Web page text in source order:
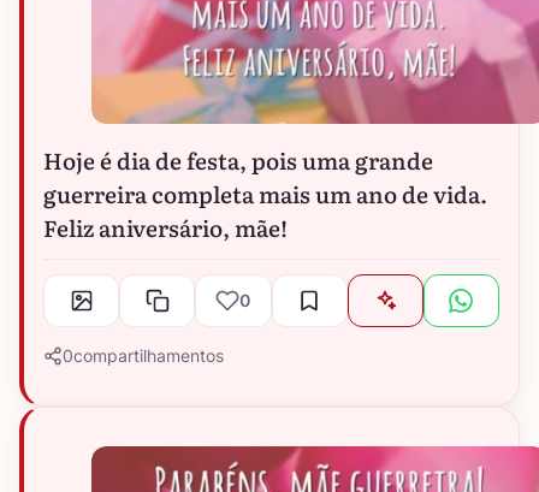
Hoje é dia de festa, pois uma grande
guerreira completa mais um ano de vida.
Feliz aniversário, mãe!
0
0compartilhamentos